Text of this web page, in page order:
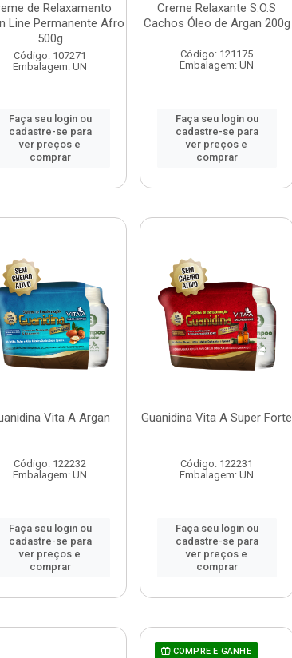
de Relaxamento
Line Permanente Afro
500g
Código: 107271
Embalagem: UN
Faça seu login ou
cadastre-se para
ver preços e
comprar
Creme Relaxante S.O.S
Cachos Óleo de Argan 200g
Código: 121175
Embalagem: UN
Faça seu login ou
cadastre-se para
ver preços e
comprar
Vita A Argan
Código: 122232
Embalagem: UN
Faça seu login ou
cadastre-se para
ver preços e
comprar
Guanidina Vita A Super Forte
Código: 122231
Embalagem: UN
Faça seu login ou
cadastre-se para
ver preços e
comprar
COMPRE E GANHE